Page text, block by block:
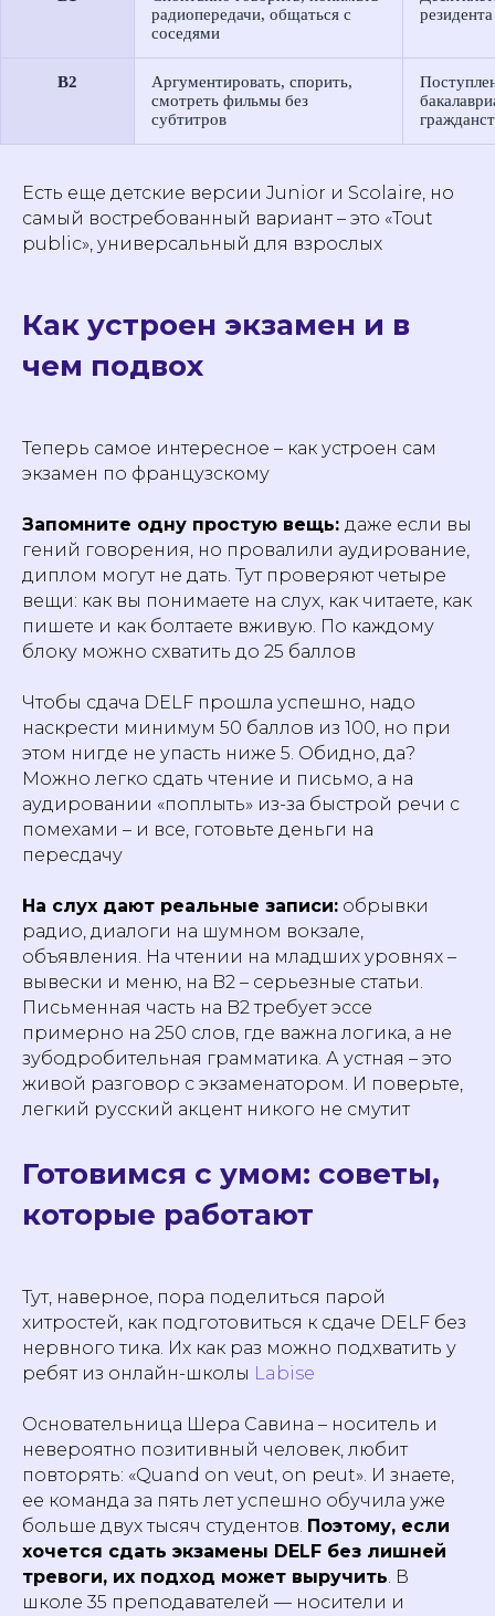
радиопередачи, общаться с
соседями
B2
Аргументировать, спорить,
смотреть фильмы без
субтитров
Есть еще детские версии Junior и Scolaire, но
самый востребованный вариант – это «Tout
public», универсальный для взрослых
Как устроен экзамен и в
чем подвох
Теперь самое интересное – как устроен сам
экзамен по французскому
Запомните одну простую вещь: даже если вы
гений говорения, но провалили аудирование,
диплом могут не дать. Тут проверяют четыре
вещи: как вы понимаете на слух, как читаете, как
пишете и как болтаете вживую. По каждому
блоку можно схватить до 25 баллов
Чтобы сдача DELF прошла успешно, надо
наскрести минимум 50 баллов из 100, но при
этом нигде не упасть ниже 5. Обидно, да?
Можно легко сдать чтение и письмо, а на
аудировании «поплыть» из-за быстрой речи с
помехами – и все, готовьте деньги на
пересдачу
На слух дают реальные записи: обрывки
радио, диалоги на шумном вокзале,
объявления. На чтении на младших уровнях –
вывески и меню, на B2 – серьезные статьи.
Письменная часть на B2 требует эссе
примерно на 250 слов, где важна логика, а не
зубодробительная грамматика. А устная – это
живой разговор с экзаменатором. И поверьте,
легкий русский акцент никого не смутит
Готовимся с умом: советы,
которые работают
Тут, наверное, пора поделиться парой
хитростей, как подготовиться к сдаче DELF без
нервного тика. Их как раз можно подхватить у
ребят из онлайн-школы Labise
Основательница Шера Савина – носитель и
невероятно позитивный человек, любит
повторять: «Quand on veut, on peut». И знаете,
ее команда за пять лет успешно обучила уже
больше двух тысяч студентов. Поэтому, если
хочется сдать экзамены DELF без лишней
тревоги, их подход может выручить . В
школе 35 преподавателей — носители и